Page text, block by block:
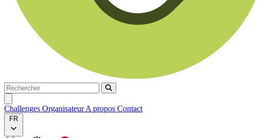
Rechercher
Rechercher
Challenges OrganisateurA propos Contact
FR